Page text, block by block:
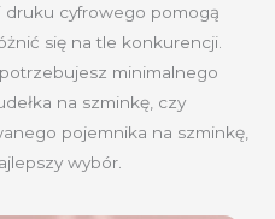
cyfrowego pomogą
się na tle konkurencji.
minimalnego
na szminkę, czy
pojemnika na szminkę,
wybór.